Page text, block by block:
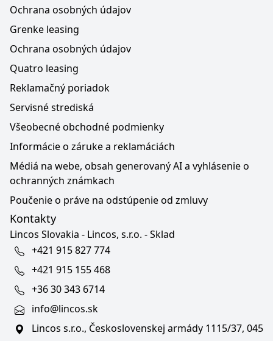
Ochrana osobných údajov
Grenke leasing
Ochrana osobných údajov
Quatro leasing
Reklamačný poriadok
Servisné strediská
Všeobecné obchodné podmienky
Informácie o záruke a reklamáciách
Médiá na webe, obsah generovaný AI a vyhlásenie o
ochranných známkach
Poučenie o práve na odstúpenie od zmluvy
Kontakty
Lincos Slovakia - Lincos, s.r.o. - Sklad
+421 915 827 774
+421 915 155 468
+36 30 343 6714
info@lincos.sk
Lincos s.r.o., Československej armády 1115/37, 045